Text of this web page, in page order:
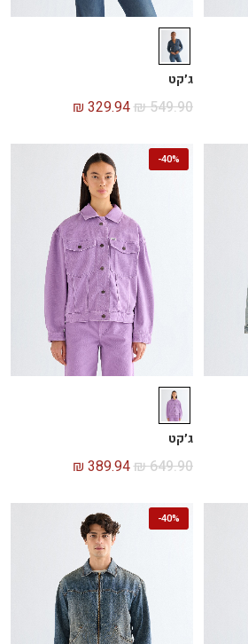
ג׳קט
₪549.90
₪ 329.94
40%
-
ג׳קט
₪649.90
₪ 389.94
40%
-